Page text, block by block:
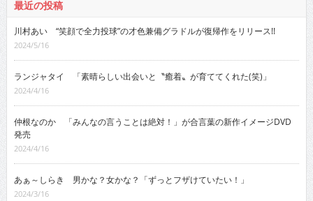
最近の投稿
川村あい “笑顔で全力投球”の才色兼備グラドルが復帰作をリリース!!
2024/5/16
ランジャタイ 「素晴らしい出会いと〝癒着〟が育ててくれた(笑)」
2024/4/16
仲根なのか 「みんなの言うことは絶対！」が合言葉の新作イメージDVD
発売
2024/4/16
あぁ～しらき 男かな？女かな？「ずっとフザけていたい！」
2024/3/16